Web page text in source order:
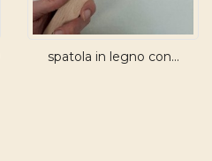
spatola in legno con...